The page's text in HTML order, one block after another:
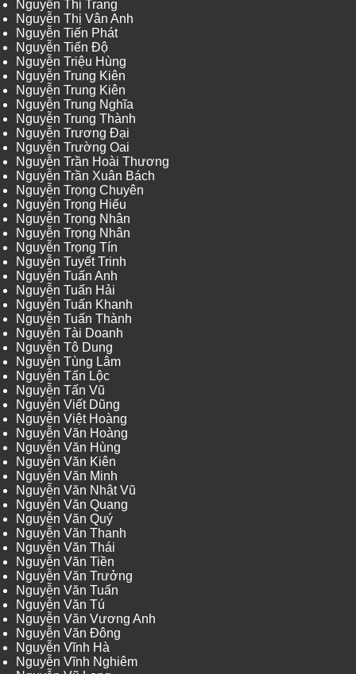
Nguyễn Thị Trang
Nguyễn Thị Vân Anh
Nguyễn Tiến Phát
Nguyễn Tiến Độ
Nguyễn Triệu Hùng
Nguyễn Trung Kiên
Nguyễn Trung Kiên
Nguyễn Trung Nghĩa
Nguyễn Trung Thành
Nguyễn Trương Đại
Nguyễn Trường Oai
Nguyễn Trần Hoài Thương
Nguyễn Trần Xuân Bách
Nguyễn Trọng Chuyên
Nguyễn Trọng Hiếu
Nguyễn Trọng Nhân
Nguyễn Trọng Nhân
Nguyễn Trọng Tín
Nguyễn Tuyết Trinh
Nguyễn Tuấn Anh
Nguyễn Tuấn Hải
Nguyễn Tuấn Khanh
Nguyễn Tuấn Thành
Nguyễn Tài Doanh
Nguyễn Tô Dung
Nguyễn Tùng Lâm
Nguyễn Tấn Lộc
Nguyễn Tấn Vũ
Nguyễn Viết Dũng
Nguyễn Việt Hoàng
Nguyễn Văn Hoàng
Nguyễn Văn Hùng
Nguyễn Văn Kiên
Nguyễn Văn Minh
Nguyễn Văn Nhật Vũ
Nguyễn Văn Quang
Nguyễn Văn Quý
Nguyễn Văn Thanh
Nguyễn Văn Thái
Nguyễn Văn Tiền
Nguyễn Văn Trưởng
Nguyễn Văn Tuấn
Nguyễn Văn Tú
Nguyễn Văn Vương Anh
Nguyễn Văn Đông
Nguyễn Vĩnh Hà
Nguyễn Vĩnh Nghiêm